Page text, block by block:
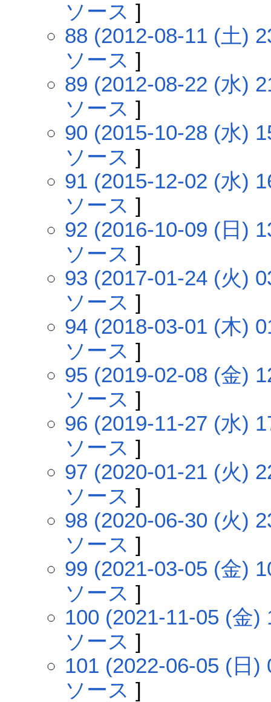
ソース ]
88 (2012-08-11 (土)
ソース ]
89 (2012-08-22 (水)
ソース ]
90 (2015-10-28 (水)
ソース ]
91 (2015-12-02 (水)
ソース ]
92 (2016-10-09 (日)
ソース ]
93 (2017-01-24 (火)
ソース ]
94 (2018-03-01 (木)
ソース ]
95 (2019-02-08 (金)
ソース ]
96 (2019-11-27 (水)
ソース ]
97 (2020-01-21 (火)
ソース ]
98 (2020-06-30 (火)
ソース ]
99 (2021-03-05 (金)
ソース ]
100 (2021-11-05 (金)
ソース ]
101 (2022-06-05 (日)
ソース ]